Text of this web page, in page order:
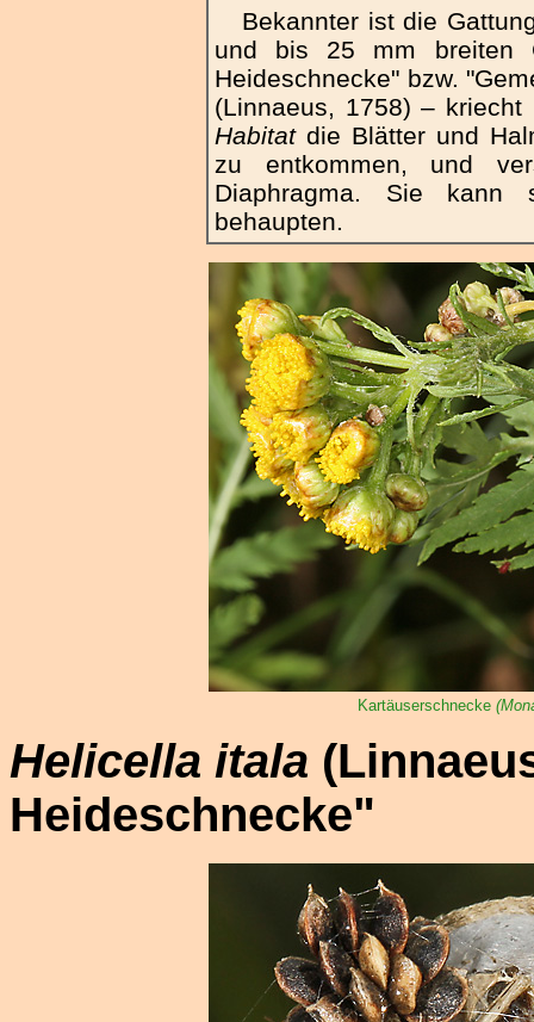
Bekannter ist die
und bis 25 mm breiten
Heideschnecke" bzw.
(Linnaeus, 1758) –
Habitatdie Blätter und
zu entkommen, und
Diaphragma. Sie kann
behaupten.
Kartäuserschnecke
Helicella itala
Heideschnecke"